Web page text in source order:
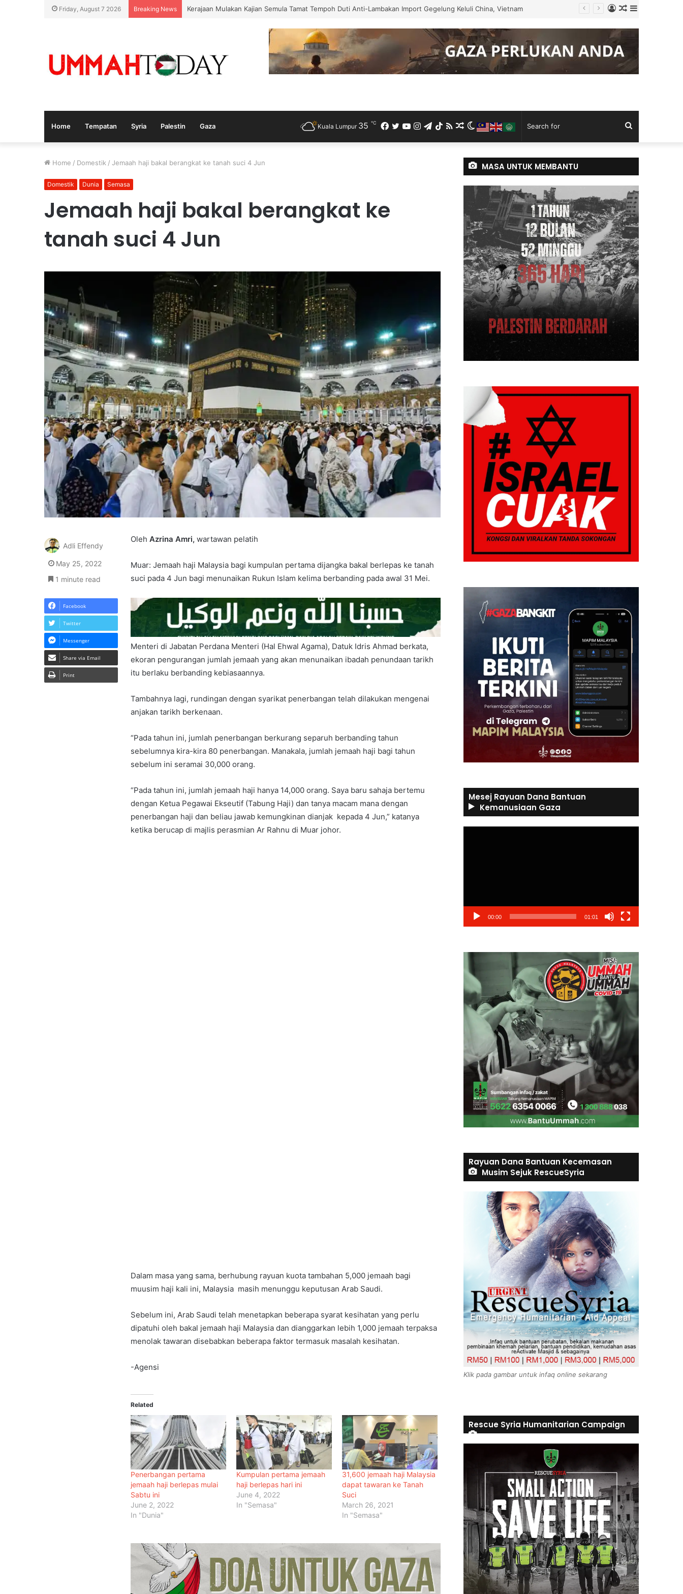
Friday, August 7 2026 Breaking News Nurul Izzah Bercuti Sementara Jawatan Timbalan Presiden PKR, Saifuddin Pemangku Tugas
Random
Article
Log
In
Home Tempatan Syria Palestin Gaza
for
Switch
skin
Random
Article
RSS
TikTok
Telegram
Instagram
YouTube
Twitter
Facebook
Kuala Lumpur 35 ℃
Home / Domestik / Jemaah haji bakal berangkat ke tanah suci 4 Jun
Domestik Dunia Semasa
Jemaah haji bakal berangkat ke
tanah suci 4 Jun
Oleh Azrina Amri, wartawan pelatih
Muar: Jemaah haji Malaysia bagi kumpulan pertama dijangka bakal berlepas ke tanah
suci pada 4 Jun bagi menunaikan Rukun Islam kelima berbanding pada awal 31 Mei.
Menteri di Jabatan Perdana Menteri (Hal Ehwal Agama), Datuk Idris Ahmad berkata,
ekoran pengurangan jumlah jemaah yang akan menunaikan ibadah penundaan tarikh
itu berlaku berbanding kebiasaannya.
Tambahnya lagi, rundingan dengan syarikat penerbangan telah dilakukan mengenai
anjakan tarikh berkenaan.
“Pada tahun ini, jumlah penerbangan berkurang separuh berbanding tahun
sebelumnya kira-kira 80 penerbangan. Manakala, jumlah jemaah haji bagi tahun
sebelum ini seramai 30,000 orang.
“Pada tahun ini, jumlah jemaah haji hanya 14,000 orang. Saya baru sahaja bertemu
dengan Ketua Pegawai Ekseutif (Tabung Haji) dan tanya macam mana dengan
penerbangan haji dan beliau jawab kemungkinan dianjak kepada 4 Jun,” katanya
ketika berucap di majlis perasmian Ar Rahnu di Muar johor.
Dalam masa yang sama, berhubung rayuan kuota tambahan 5,000 jemaah bagi
muusim haji kali ini, Malaysia masih menunggu keputusan Arab Saudi.
Sebelum ini, Arab Saudi telah menetapkan beberapa syarat kesihatan yang perlu
dipatuhi oleh bakal jemaah haji Malaysia dan dianggarkan lebih 1,000 jemaah terpaksa
menolak tawaran disebabkan beberapa faktor termasuk masalah kesihatan.
-Agensi
Related
Penerbangan pertama
jemaah haji berlepas mulai
Sabtu ini
June 2, 2022
In "Dunia"
Kumpulan pertama jemaah
haji berlepas hari ini
June 4, 2022
In "Semasa"
31,600 jemaah haji Malaysia
dapat tawaran ke Tanah
Suci
March 26, 2021
In "Semasa"
Adli Effendy
May 25, 2022
1 minute read
Facebook
Twitter
Messenger
Share via Email
Print
Kongres Farmasi Dunia 2027
Malaysia-Hungary Perkukuh
Kerjasama Pertanian dan
MASA UNTUK MEMBANTU
Mesej Rayuan Dana Bantuan
Kemanusiaan Gaza
00:00 01:01
Rayuan Dana Bantuan Kecemasan
Musim Sejuk RescueSyria
Klik pada gambar untuk infaq online sekarang
Rescue Syria Humanitarian Campaign